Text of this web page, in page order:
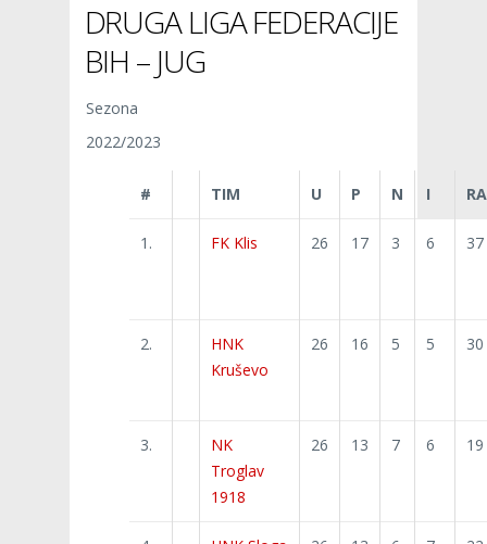
DRUGA LIGA FEDERACIJE
BIH – JUG
Sezona
2022/2023
# TIM U P N I
1. FK Klis 26 17 3 6 37
2.
HNK
Kruševo
26 16 5 5 30
3.
NK
Troglav
1918
26 13 7 6 19